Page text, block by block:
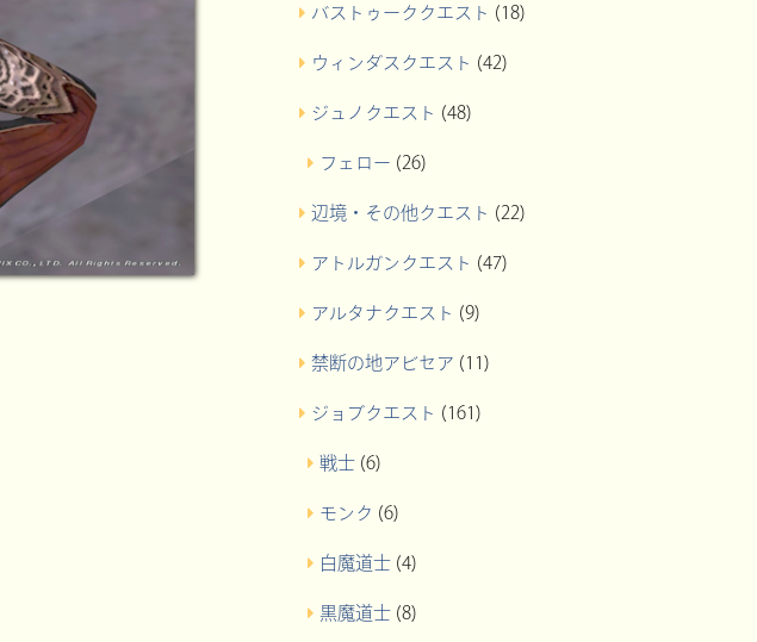
バストゥーククエスト (18)
ウィンダスクエスト (42)
ジュノクエスト (48)
フェロー (26)
辺境・その他クエスト (22)
アトルガンクエスト (47)
アルタナクエスト (9)
禁断の地アビセア (11)
ジョブクエスト (161)
戦士 (6)
モンク (6)
白魔道士 (4)
黒魔道士 (8)